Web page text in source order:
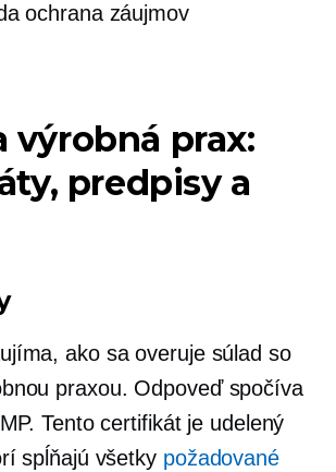
ochrana záujmov
výrobná prax:
predpisy a
ako sa overuje súlad so
praxou. Odpoveď spočíva
Tento certifikát je udelený
spĺňajú všetky požadované